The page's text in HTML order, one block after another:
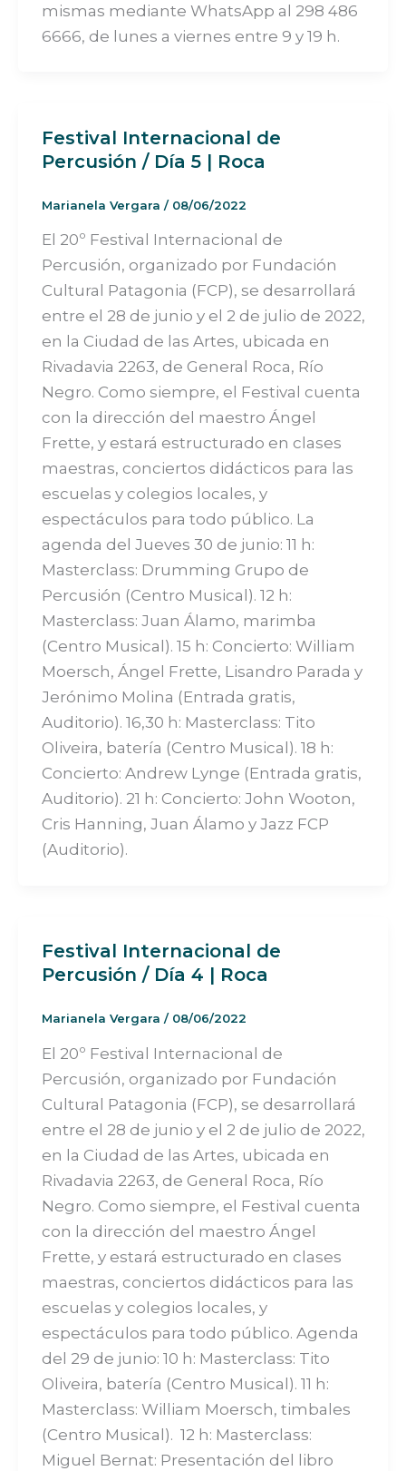
mismas mediante WhatsApp al 298 486
6666, de lunes a viernes entre 9 y 19 h.
Festival Internacional de
Percusión / Día 5 | Roca
Marianela Vergara / 08/06/2022
El 20º Festival Internacional de
Percusión, organizado por Fundación
Cultural Patagonia (FCP), se desarrollará
entre el 28 de junio y el 2 de julio de 2022,
en la Ciudad de las Artes, ubicada en
Rivadavia 2263, de General Roca, Río
Negro. Como siempre, el Festival cuenta
con la dirección del maestro Ángel
Frette, y estará estructurado en clases
maestras, conciertos didácticos para las
escuelas y colegios locales, y
espectáculos para todo público. La
agenda del Jueves 30 de junio: 11 h:
Masterclass: Drumming Grupo de
Percusión (Centro Musical). 12 h:
Masterclass: Juan Álamo, marimba
(Centro Musical). 15 h: Concierto: William
Moersch, Ángel Frette, Lisandro Parada y
Jerónimo Molina (Entrada gratis,
Auditorio). 16,30 h: Masterclass: Tito
Oliveira, batería (Centro Musical). 18 h:
Concierto: Andrew Lynge (Entrada gratis,
Auditorio). 21 h: Concierto: John Wooton,
Cris Hanning, Juan Álamo y Jazz FCP
(Auditorio).
Festival Internacional de
Percusión / Día 4 | Roca
Marianela Vergara / 08/06/2022
El 20º Festival Internacional de
Percusión, organizado por Fundación
Cultural Patagonia (FCP), se desarrollará
entre el 28 de junio y el 2 de julio de 2022,
en la Ciudad de las Artes, ubicada en
Rivadavia 2263, de General Roca, Río
Negro. Como siempre, el Festival cuenta
con la dirección del maestro Ángel
Frette, y estará estructurado en clases
maestras, conciertos didácticos para las
escuelas y colegios locales, y
espectáculos para todo público. Agenda
del 29 de junio: 10 h: Masterclass: Tito
Oliveira, batería (Centro Musical). 11 h:
Masterclass: William Moersch, timbales
(Centro Musical). 12 h: Masterclass:
Miguel Bernat: Presentación del libro